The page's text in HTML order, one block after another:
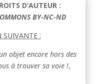
D’AUTEUR :
BY-NC-ND
SUIVANTE :
objet encore hors des
à trouver sa voie !,